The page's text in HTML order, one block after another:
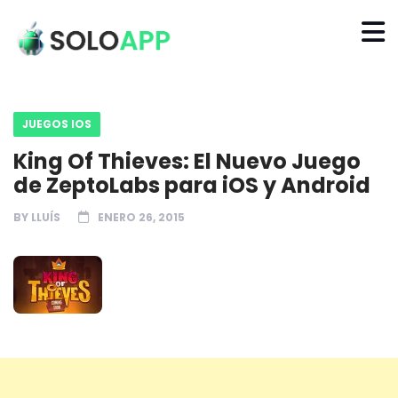
JUEGOS IOS
King Of Thieves: El Nuevo Juego
de ZeptoLabs para iOS y Android
BY LLUÍS ENERO 26, 2015